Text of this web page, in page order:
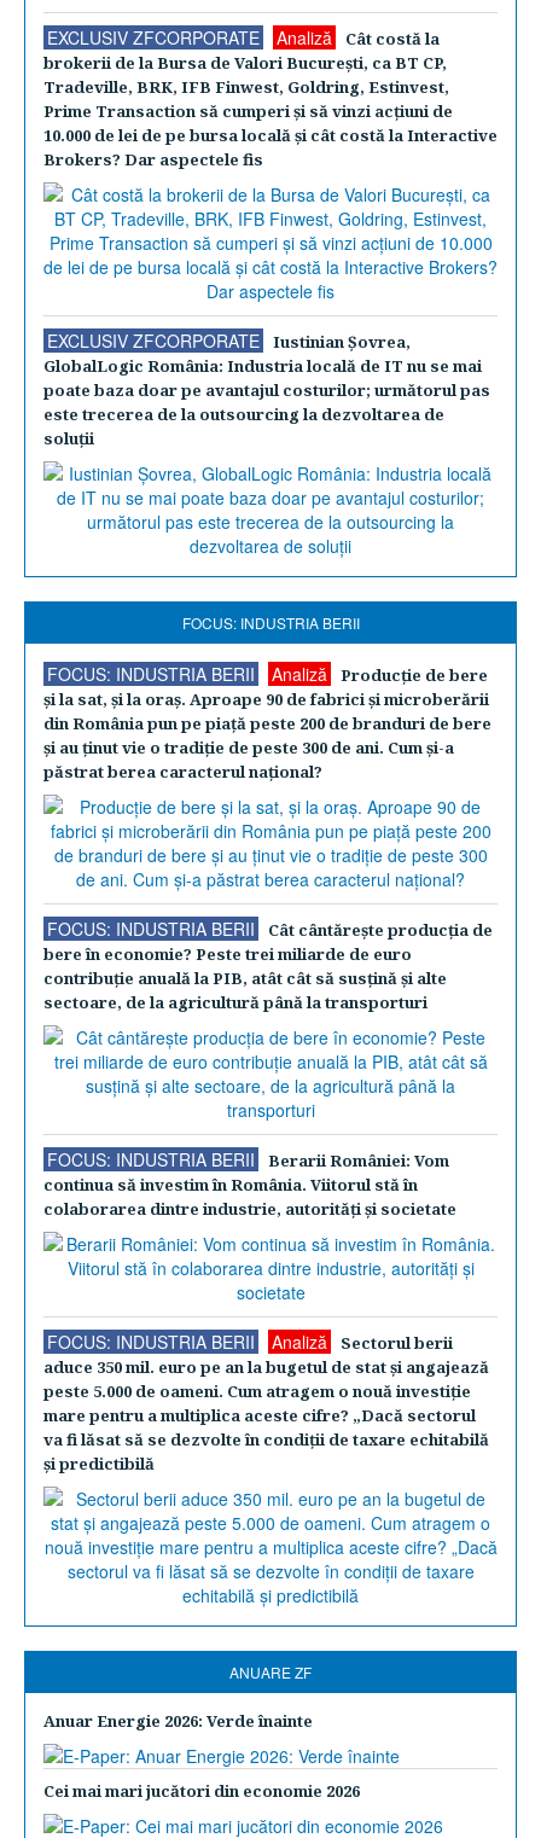
EXCLUSIV ZFCORPORATE Analiză
Cât costă la
brokerii de la Bursa de Valori Bucureşti, ca BT CP,
Tradeville, BRK, IFB Finwest, Goldring, Estinvest,
Prime Transaction să cumperi şi să vinzi acţiuni de
10.000 de lei de pe bursa locală şi cât costă la Interactive
Brokers? Dar aspectele fis
EXCLUSIV ZFCORPORATE
Iustinian Şovrea,
GlobalLogic România: Industria locală de IT nu se mai
poate baza doar pe avantajul costurilor; următorul pas
este trecerea de la outsourcing la dezvoltarea de
soluţii
FOCUS: INDUSTRIA BERII
FOCUS: INDUSTRIA BERII Analiză
Producţie de bere
şi la sat, şi la oraş. Aproape 90 de fabrici şi microberării
din România pun pe piaţă peste 200 de branduri de bere
şi au ţinut vie o tradiţie de peste 300 de ani. Cum şi-a
păstrat berea caracterul naţional?
FOCUS: INDUSTRIA BERII
Cât cântăreşte producţia de
bere în economie? Peste trei miliarde de euro
contribuţie anuală la PIB, atât cât să susţină şi alte
sectoare, de la agricultură până la transporturi
FOCUS: INDUSTRIA BERII
Berarii României: Vom
continua să investim în România. Viitorul stă în
colaborarea dintre industrie, autorităţi şi societate
FOCUS: INDUSTRIA BERII Analiză
Sectorul berii
aduce 350 mil. euro pe an la bugetul de stat şi angajează
peste 5.000 de oameni. Cum atragem o nouă investiţie
mare pentru a multiplica aceste cifre? „Dacă sectorul
va fi lăsat să se dezvolte în condiţii de taxare echitabilă
şi predictibilă
ANUARE ZF
Anuar Energie 2026: Verde înainte
Cei mai mari jucători din economie 2026